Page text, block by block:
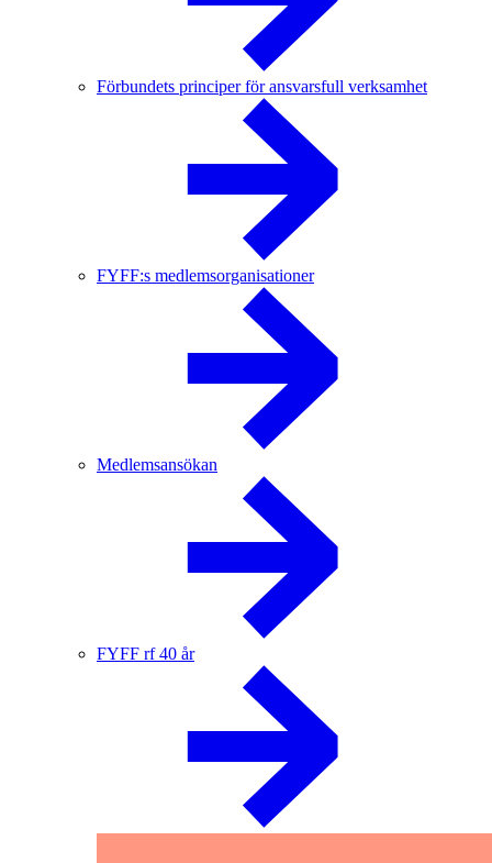
Förbundets principer för ansvarsfull verksamhet
FYFF:s medlemsorganisationer
Medlemsansökan
FYFF rf 40 år